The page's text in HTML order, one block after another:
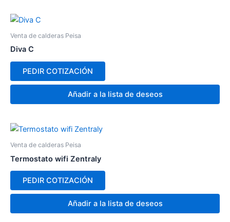
Venta de calderas Peisa
Diva C
PEDIR COTIZACIÓN
Añadir a la lista de deseos
Venta de calderas Peisa
Termostato wifi Zentraly
PEDIR COTIZACIÓN
Añadir a la lista de deseos